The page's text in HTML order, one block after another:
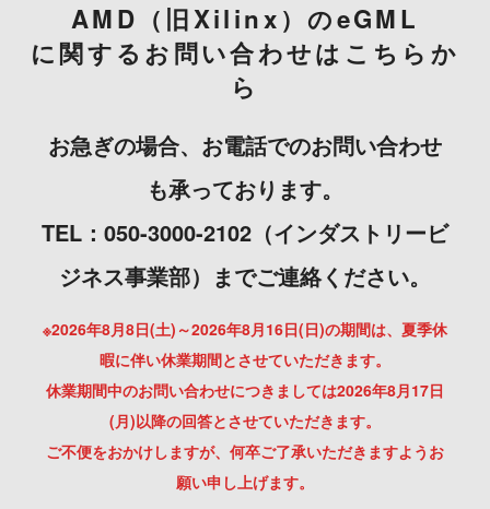
AMD（旧Xilinx）のeGML
に関するお問い合わせはこちらか
ら
お急ぎの場合、お電話でのお問い合わせ
も承っております。
TEL：050-3000-2102（インダストリービ
ジネス事業部）までご連絡ください。
※2026年8月8日(土)～2026年8月16日(日)の期間は、夏季休
暇に伴い休業期間とさせていただきます。
休業期間中のお問い合わせにつきましては2026年8月17日
(月)以降の回答とさせていただきます。
ご不便をおかけしますが、何卒ご了承いただきますようお
願い申し上げます。